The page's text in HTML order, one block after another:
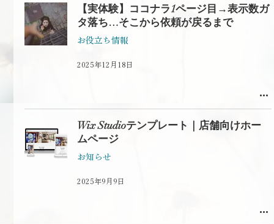
【実体験】ココナラ1ページ目→表示数ガ
タ落ち…そこから依頼が戻るまで
お役立ち情報
2025年12月18日
Wix Studioテンプレート｜店舗向けホー
ムページ
お知らせ
2025年9月9日